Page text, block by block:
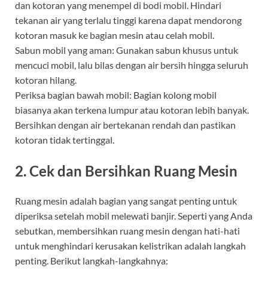
dan kotoran yang menempel di bodi mobil. Hindari
tekanan air yang terlalu tinggi karena dapat mendorong
kotoran masuk ke bagian mesin atau celah mobil.
Sabun mobil yang aman: Gunakan sabun khusus untuk
mencuci mobil, lalu bilas dengan air bersih hingga seluruh
kotoran hilang.
Periksa bagian bawah mobil: Bagian kolong mobil
biasanya akan terkena lumpur atau kotoran lebih banyak.
Bersihkan dengan air bertekanan rendah dan pastikan
kotoran tidak tertinggal.
2. Cek dan Bersihkan Ruang Mesin
Ruang mesin adalah bagian yang sangat penting untuk
diperiksa setelah mobil melewati banjir. Seperti yang Anda
sebutkan, membersihkan ruang mesin dengan hati-hati
untuk menghindari kerusakan kelistrikan adalah langkah
penting. Berikut langkah-langkahnya: